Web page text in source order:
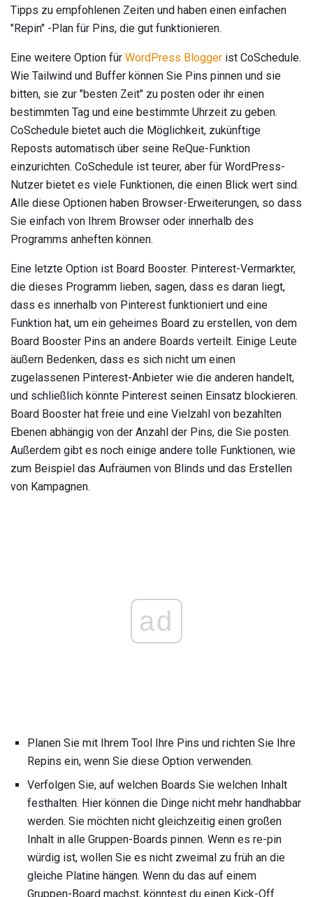
Tipps zu empfohlenen Zeiten und haben einen einfachen
"Repin" -Plan für Pins, die gut funktionieren.
Eine weitere Option für WordPress Blogger ist CoSchedule.
Wie Tailwind und Buffer können Sie Pins pinnen und sie
bitten, sie zur "besten Zeit" zu posten oder ihr einen
bestimmten Tag und eine bestimmte Uhrzeit zu geben.
CoSchedule bietet auch die Möglichkeit, zukünftige
Reposts automatisch über seine ReQue-Funktion
einzurichten. CoSchedule ist teurer, aber für WordPress-
Nutzer bietet es viele Funktionen, die einen Blick wert sind.
Alle diese Optionen haben Browser-Erweiterungen, so dass
Sie einfach von Ihrem Browser oder innerhalb des
Programms anheften können.
Eine letzte Option ist Board Booster. Pinterest-Vermarkter,
die dieses Programm lieben, sagen, dass es daran liegt,
dass es innerhalb von Pinterest funktioniert und eine
Funktion hat, um ein geheimes Board zu erstellen, von dem
Board Booster Pins an andere Boards verteilt. Einige Leute
äußern Bedenken, dass es sich nicht um einen
zugelassenen Pinterest-Anbieter wie die anderen handelt,
und schließlich könnte Pinterest seinen Einsatz blockieren.
Board Booster hat freie und eine Vielzahl von bezahlten
Ebenen abhängig von der Anzahl der Pins, die Sie posten.
Außerdem gibt es noch einige andere tolle Funktionen, wie
zum Beispiel das Aufräumen von Blinds und das Erstellen
von Kampagnen.
ad
Planen Sie mit Ihrem Tool Ihre Pins und richten Sie Ihre
Repins ein, wenn Sie diese Option verwenden.
Verfolgen Sie, auf welchen Boards Sie welchen Inhalt
festhalten. Hier können die Dinge nicht mehr handhabbar
werden. Sie möchten nicht gleichzeitig einen großen
Inhalt in alle Gruppen-Boards pinnen. Wenn es re-pin
würdig ist, wollen Sie es nicht zweimal zu früh an die
gleiche Platine hängen. Wenn du das auf einem
Gruppen-Board machst, könntest du einen Kick-Off